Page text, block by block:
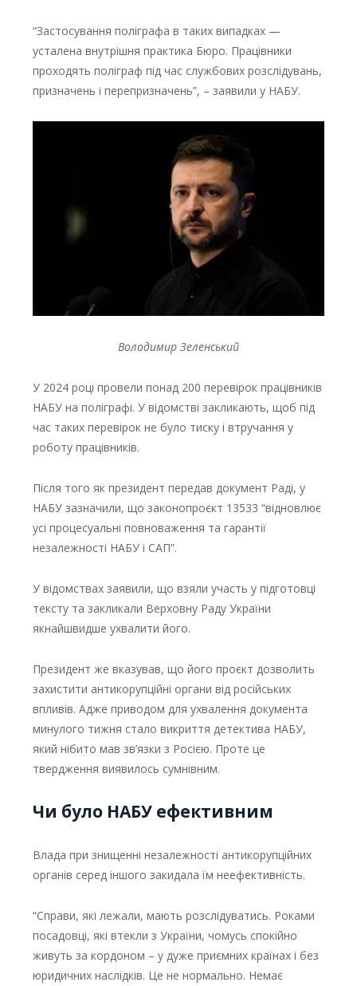
“Застосування поліграфа в таких випадках —
усталена внутрішня практика Бюро. Працівники
проходять поліграф під час службових розслідувань,
призначень і перепризначень”, – заявили у НАБУ.
Володимир Зеленський
У 2024 році провели понад 200 перевірок працівників
НАБУ на поліграфі. У відомстві закликають, щоб під
час таких перевірок не було тиску і втручання у
роботу працівників.
Після того як президент передав документ Раді, у
НАБУ зазначили, що законопроєкт 13533 “відновлює
усі процесуальні повноваження та гарантії
незалежності НАБУ і САП”.
У відомствах заявили, що взяли участь у підготовці
тексту та закликали Верховну Раду України
якнайшвидше ухвалити його.
Президент же вказував, що його проєкт дозволить
захистити антикорупційні органи від російських
впливів. Адже приводом для ухвалення документа
минулого тижня стало викриття детектива НАБУ,
який нібито мав зв’язки з Росією. Проте це
твердження виявилось сумнівним.
Чи було НАБУ ефективним
Влада при знищенні незалежності антикорупційних
органів серед іншого закидала їм неефективність.
“Справи, які лежали, мають розслідуватись. Роками
посадовці, які втекли з України, чомусь спокійно
живуть за кордоном – у дуже приємних країнах і без
юридичних наслідків. Це не нормально. Немає